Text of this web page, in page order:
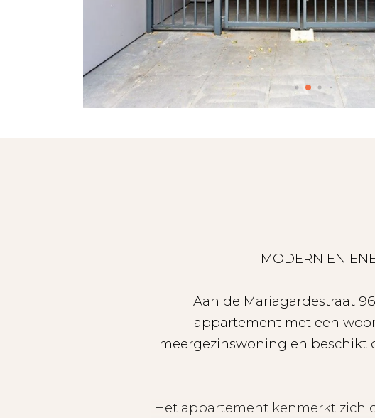
MODERN EN
Aan de Mariagardestraat
appartement met een
meergezinswoning en beschikt
Het appartement kenmerkt zich